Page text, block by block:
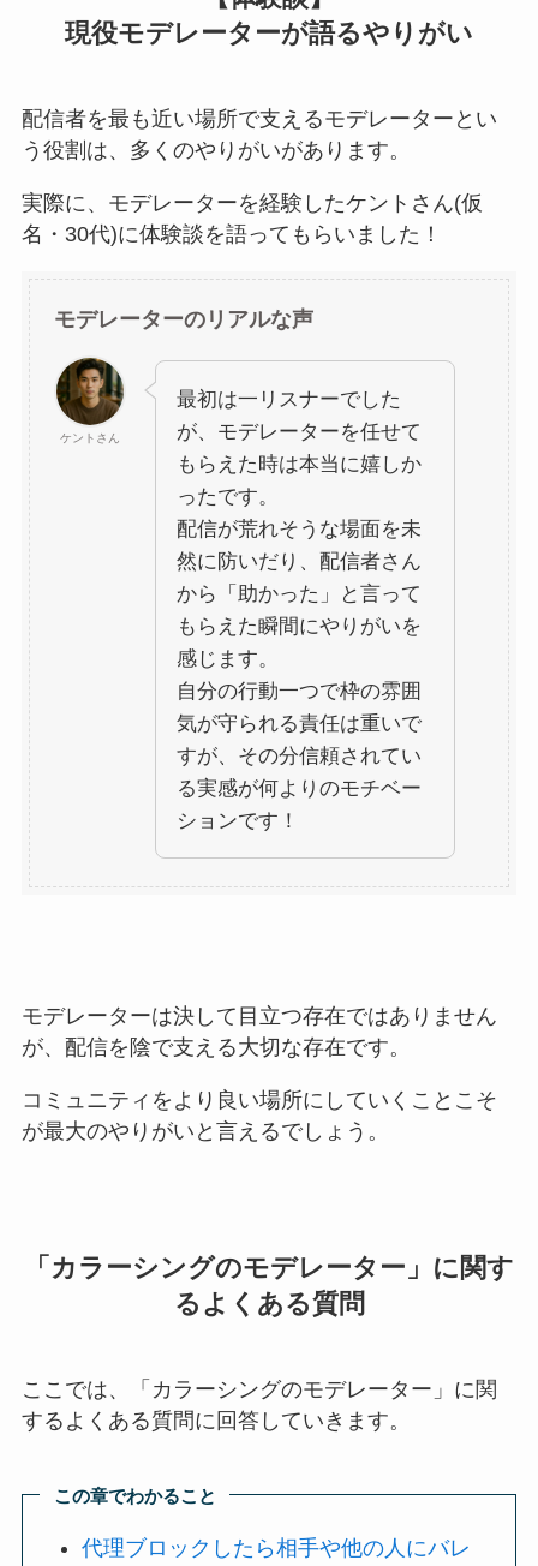
現役モデレーターが語るやりがい
配信者を最も近い場所で支えるモデレーターとい
う役割は、多くのやりがいがあります。
実際に、モデレーターを経験したケントさん(仮
名・30代)に体験談を語ってもらいました！
モデレーターのリアルな声
ケントさん
最初は一リスナーでした
が、モデレーターを任せて
もらえた時は本当に嬉しか
ったです。
配信が荒れそうな場面を未
然に防いだり、配信者さん
から「助かった」と言って
もらえた瞬間にやりがいを
感じます。
自分の行動一つで枠の雰囲
気が守られる責任は重いで
すが、その分信頼されてい
る実感が何よりのモチベー
ションです！
モデレーターは決して目立つ存在ではありません
が、配信を陰で支える大切な存在です。
コミュニティをより良い場所にしていくことこそ
が最大のやりがいと言えるでしょう。
「カラーシングのモデレーター」に関す
るよくある質問
ここでは、「カラーシングのモデレーター」に関
するよくある質問に回答していきます。
この章でわかること
代理ブロックしたら相手や他の人にバレ